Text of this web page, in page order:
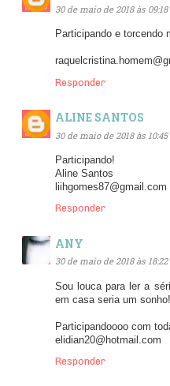
30 de maio de 2018 às 09:18
Participando e torcendo
Responder
ALINE SANTOS
30 de maio de 2018 às 10:45
Participando!
Aline Santos
liihgomes87@gmail.com
Responder
ANY
30 de maio de 2018 às 18:22
Sou louca para ler a
em casa seria um
Participandoooo com
elidian20@hotmail.com
Responder